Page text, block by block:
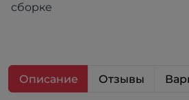
сборке
Описание Отзывы